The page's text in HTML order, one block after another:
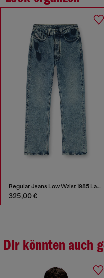
Regular Jeans Low Waist 1985 Larkee
325,00 €
Dir könnten auch